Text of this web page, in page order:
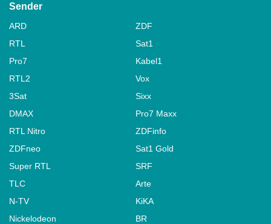
Sender
ARD
ZDF
RTL
Sat1
Pro7
Kabel1
RTL2
Vox
3Sat
Sixx
DMAX
Pro7 Maxx
RTL Nitro
ZDFinfo
ZDFneo
Sat1 Gold
Super RTL
SRF
TLC
Arte
N-TV
KiKA
Nickelodeon
BR